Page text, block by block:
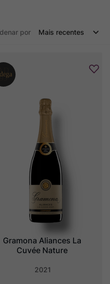
por Mais recentes
Gramona Aliances La
Cuvée Nature
2021